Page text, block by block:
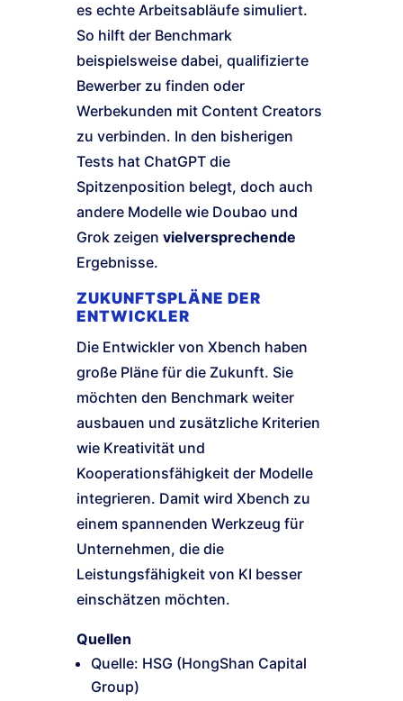
es echte Arbeitsabläufe simuliert.
So hilft der Benchmark
beispielsweise dabei, qualifizierte
Bewerber zu finden oder
Werbekunden mit Content Creators
zu verbinden. In den bisherigen
Tests hat ChatGPT die
Spitzenposition belegt, doch auch
andere Modelle wie Doubao und
Grok zeigen vielversprechende
Ergebnisse.
ZUKUNFTSPLÄNE DER
ENTWICKLER
Die Entwickler von Xbench haben
große Pläne für die Zukunft. Sie
möchten den Benchmark weiter
ausbauen und zusätzliche Kriterien
wie Kreativität und
Kooperationsfähigkeit der Modelle
integrieren. Damit wird Xbench zu
einem spannenden Werkzeug für
Unternehmen, die die
Leistungsfähigkeit von KI besser
einschätzen möchten.
Quellen
Quelle: HSG (HongShan Capital
Group)